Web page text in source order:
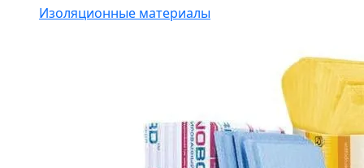
Изоляционные материалы